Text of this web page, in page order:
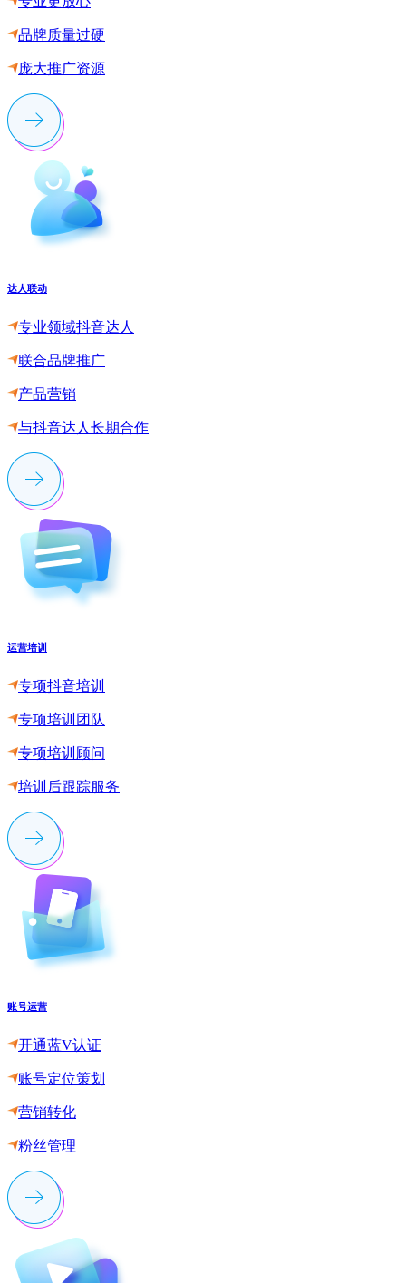
品牌质量过硬
庞大推广资源
达人联动
专业领域抖音达人
联合品牌推广
产品营销
与抖音达人长期合作
运营培训
专项抖音培训
专项培训团队
专项培训顾问
培训后跟踪服务
账号运营
开通蓝V认证
账号定位策划
营销转化
粉丝管理